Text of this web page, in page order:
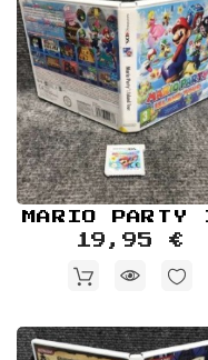
19,95 €